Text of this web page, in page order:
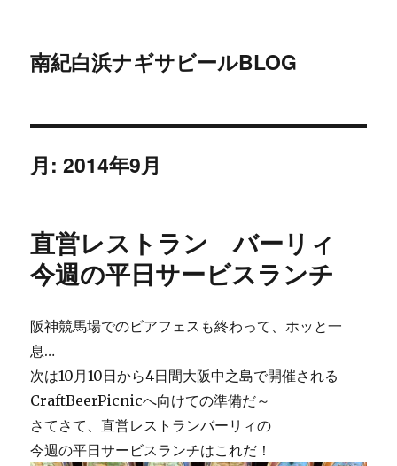
南紀白浜ナギサビールBLOG
月:2014年9月
直営レストラン バーリィ
今週の平日サービスランチ
阪神競馬場でのビアフェスも終わって、ホッと一
息…
次は10月10日から4日間大阪中之島で開催される
CraftBeerPicnicへ向けての準備だ～
さてさて、直営レストランバーリィの
今週の平日サービスランチはこれだ！